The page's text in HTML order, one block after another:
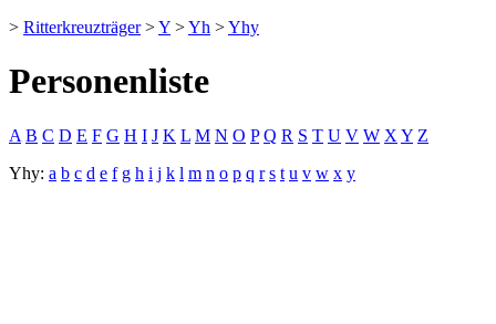
> Ritterkreuzträger>Y >Yh >Yhy
Personenliste
A B C D E F G H I J K L M N O P Q R S T U V W X Y Z
Yhy: a b c d e f g h i j k l m n o p q r s t u v w x y